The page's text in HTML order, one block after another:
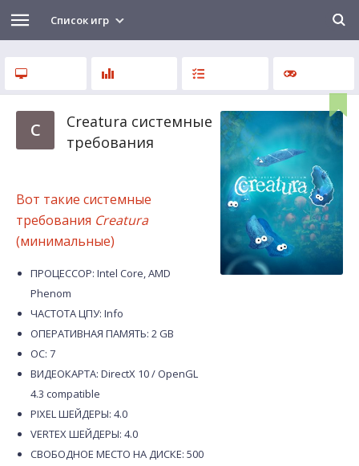
Список игр
C
Creatura системные
требования
Вот такие системные
требования Creatura
(минимальные)
ПРОЦЕССОР: Intel Core, AMD
Phenom
ЧАСТОТА ЦПУ: Info
ОПЕРАТИВНАЯ ПАМЯТЬ: 2 GB
ОС: 7
ВИДЕОКАРТА: DirectX 10 / OpenGL
4.3 compatible
PIXEL ШЕЙДЕРЫ: 4.0
VERTEX ШЕЙДЕРЫ: 4.0
СВОБОДНОЕ МЕСТО НА ДИСКЕ: 500